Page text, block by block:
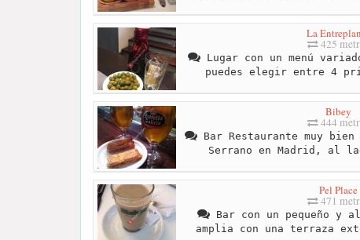
La
425
Lugar con un menú
puedes elegir entre 4
Bibey
444
Bar Restaurante muy
Serrano en Madrid, al
Pel Place
471
Bar con un pequeño y
amplia con una terraza